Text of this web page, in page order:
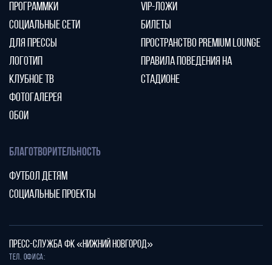
ПРОГРАММКИ
СОЦИАЛЬНЫЕ СЕТИ
ДЛЯ ПРЕССЫ
ЛОГОТИП
КЛУБНОЕ ТВ
ФОТОГАЛЕРЕЯ
ОБОИ
VIP-ЛОЖИ
БИЛЕТЫ
ПРОСТРАНСТВО PREMIUM LOUNGE
ПРАВИЛА ПОВЕДЕНИЯ НА
СТАДИОНЕ
БЛАГОТВОРИТЕЛЬНОСТЬ
ФУТБОЛ ДЕТЯМ
СОЦИАЛЬНЫЕ ПРОЕКТЫ
ПРЕСС-СЛУЖБА ФК «НИЖНИЙ НОВГОРОД»
Тел. офиса: